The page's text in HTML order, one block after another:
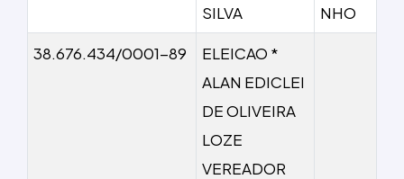
SILVA
NHO
38.676.434/0001-89
ELEICAO *
ALAN EDICLEI
DE OLIVEIRA
LOZE
VEREADOR